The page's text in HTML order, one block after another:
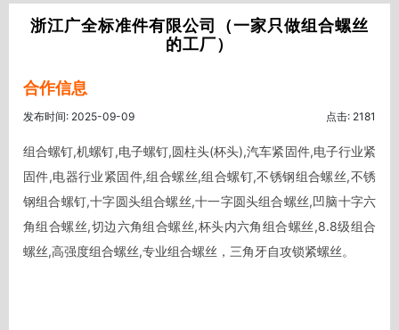
浙江广全标准件有限公司（一家只做组合螺丝
的工厂）
合作信息
发布时间: 2025-09-09 点击: 2181
组合螺钉,机螺钉,电子螺钉,圆柱头(杯头),汽车紧固件,电子行业紧
固件,电器行业紧固件,组合螺丝,组合螺钉,不锈钢组合螺丝,不锈
钢组合螺钉,十字圆头组合螺丝,十一字圆头组合螺丝,凹脑十字六
角组合螺丝,切边六角组合螺丝,杯头内六角组合螺丝,8.8级组合
螺丝,高强度组合螺丝,专业组合螺丝，三角牙自攻锁紧螺丝。